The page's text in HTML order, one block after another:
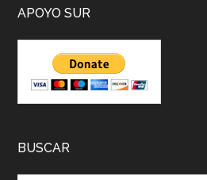
APOYO SUR
BUSCAR